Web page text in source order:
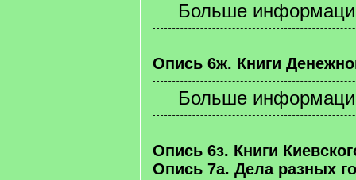
Опись 6ж. Книги
Опись 6з. Книги
Опись 7а. Дела разных